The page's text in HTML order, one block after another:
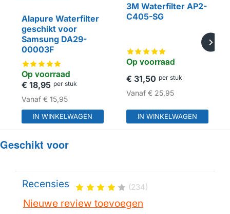
HUISMERK
Op voorraad
Alapure Waterfilter
geschikt voor
Samsung DA29-
00003F
€ 18,95 per stuk
Vanaf € 15,95
IN WINKELWAGEN
Op voorraad
3M Waterfilter AP2-
C405-SG
€ 31,50 per stuk
Vanaf€ 25,95
IN WINKELWAGEN
Geschikt voor
Recensies (234)
Nieuwe review toevoegen